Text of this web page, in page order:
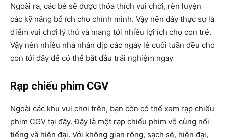
Ngoài ra, các bé sẽ được thỏa thích vui chơi, rèn luyện
các kỹ năng bổ ích cho chính mình. Vậy nên đây thực sự là
điểm vui chơi lý thú và mang tới nhiều lợi ích cho con trẻ.
Vậy nên nhiều nhà nhân dịp các ngày lễ cuối tuần đều cho
con tới đây để có thể bắt đầu trải nghiệm ngay
Rạp chiếu phim CGV
Ngoài các khu vui chơi trên, bạn còn có thể xem rạp chiếu
phim CGV tại đây. Đây là một rạp chiếu phim vô cùng nổi
tiếng và hiện đại. Với không gian rộng, sạch sẽ, hiện đại,